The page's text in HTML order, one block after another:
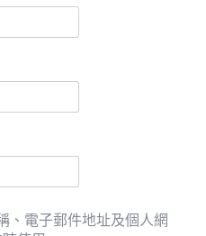
、電子郵件地址及個人網